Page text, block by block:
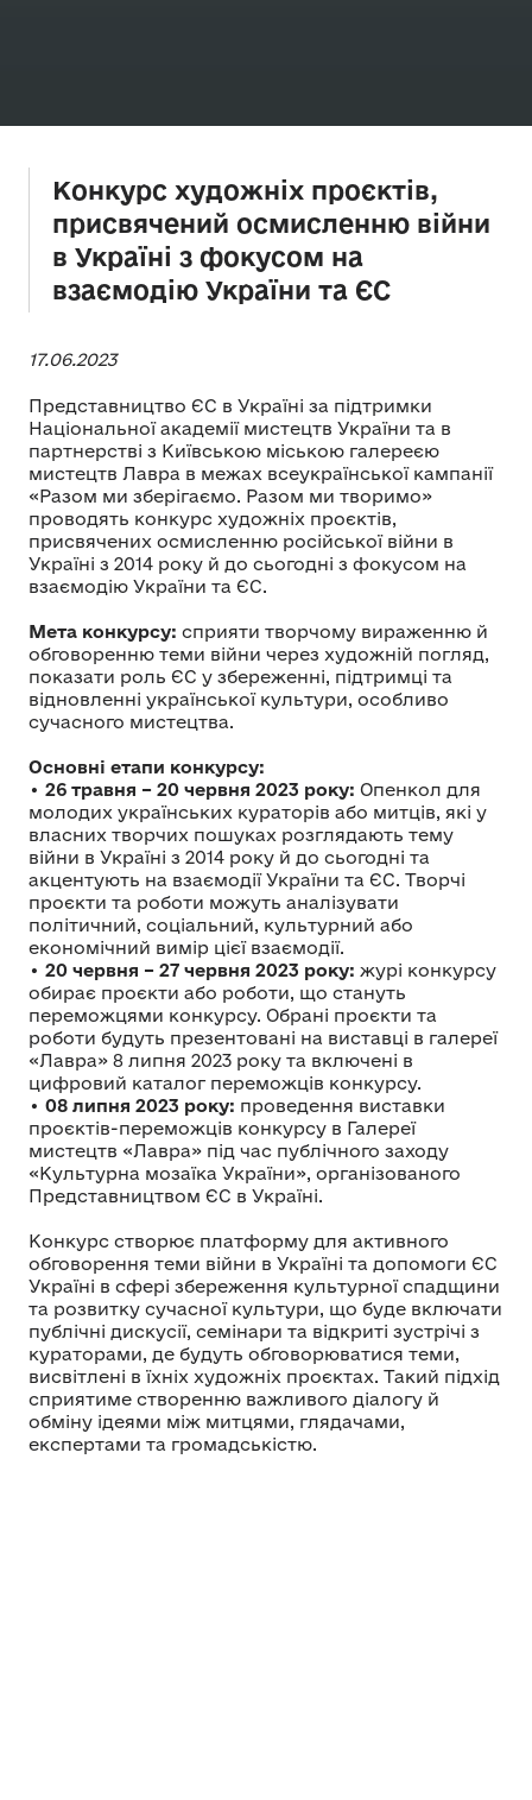
Конкурс художніх проєктів,
присвячений осмисленню війни
в Україні з фокусом на
взаємодію України та ЄС
17.06.2023
Представництво ЄС в Україні за підтримки
Національної академії мистецтв України та в
партнерстві з Київською міською галереєю
мистецтв Лавра в межах всеукраїнської кампанії
«Разом ми зберігаємо. Разом ми творимо»
проводять конкурс художніх проєктів,
присвячених осмисленню російської війни в
Україні з 2014 року й до сьогодні з фокусом на
взаємодію України та ЄС.
Мета конкурсу: сприяти творчому вираженню й
обговоренню теми війни через художній погляд,
показати роль ЄС у збереженні, підтримці та
відновленні української культури, особливо
сучасного мистецтва.
Основні етапи конкурсу:
• 26 травня – 20 червня 2023 року: Опенкол для
молодих українських кураторів або митців, які у
власних творчих пошуках розглядають тему
війни в Україні з 2014 року й до сьогодні та
акцентують на взаємодії України та ЄС. Творчі
проєкти та роботи можуть аналізувати
політичний, соціальний, культурний або
економічний вимір цієї взаємодії.
• 20 червня – 27 червня 2023 року: журі конкурсу
обирає проєкти або роботи, що стануть
переможцями конкурсу. Обрані проєкти та
роботи будуть презентовані на виставці в галереї
«Лавра» 8 липня 2023 року та включені в
цифровий каталог переможців конкурсу.
• 08 липня 2023 року: проведення виставки
проєктів-переможців конкурсу в Галереї
мистецтв «Лавра» під час публічного заходу
«Культурна мозаїка України», організованого
Представництвом ЄС в Україні.
Конкурс створює платформу для активного
обговорення теми війни в Україні та допомоги ЄС
Україні в сфері збереження культурної спадщини
та розвитку сучасної культури, що буде включати
публічні дискусії, семінари та відкриті зустрічі з
кураторами, де будуть обговорюватися теми,
висвітлені в їхніх художніх проєктах. Такий підхід
сприятиме створенню важливого діалогу й
обміну ідеями між митцями, глядачами,
експертами та громадськістю.